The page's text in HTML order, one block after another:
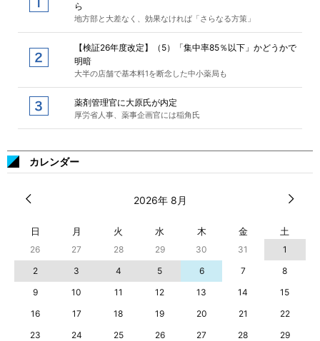
ら
地方部と大差なく、効果なければ「さらなる方策」
【検証26年度改定】（5）「集中率85％以下」かどうかで
明暗
大半の店舗で基本料1を断念した中小薬局も
薬剤管理官に大原氏が内定
厚労省人事、薬事企画官には稲角氏
カレンダー
2026年 8月
日 月 火 水 木 金 土
26 27 28 29 30 31
1
2
3 4 5 6 7
8
9
10 11 12 13 14
15
16
17 18 19 20 21
22
23
24 25 26 27 28
29